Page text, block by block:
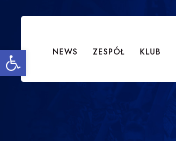
Open toolbar NEWS ZESPÓŁ KLUB